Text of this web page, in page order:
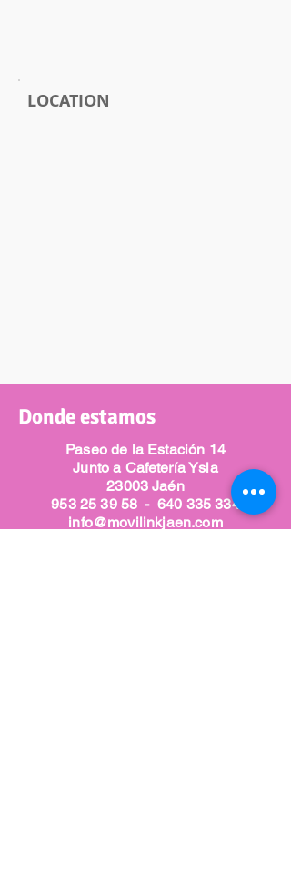
LOCATION
Donde estamos
Paseo de la Estación 14
Junto a Cafetería Ysla
23003 Jaén
953 25 39 58 - 640 335 334
info@movilinkjaen.com